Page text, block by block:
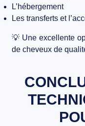
L’hébergement
Les transferts et
💡 Une excellente
de cheveux de